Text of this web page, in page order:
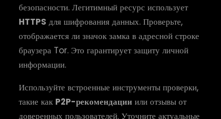
безопасности. Легитимный ресурс использует
HTTPS для шифрования данных. Проверьте,
отображается ли значок замка в адресной строке
браузера Tor. Это гарантирует защиту личной
информации.
Используйте встроенные инструменты проверки,
такие как P2P-рекомендации или отзывы от
доверенных пользователей. Уточните актуальные